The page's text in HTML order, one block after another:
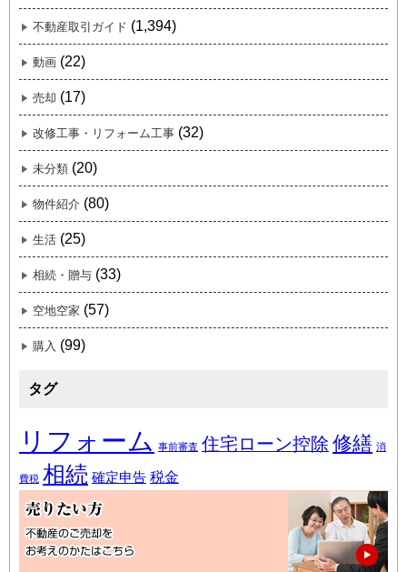
不動産取引ガイド (1,394)
動画 (22)
売却 (17)
改修工事・リフォーム工事 (32)
未分類 (20)
物件紹介 (80)
生活 (25)
相続・贈与 (33)
空地空家 (57)
購入 (99)
タグ
リフォーム 事前審査 住宅ローン控除 修繕 消
費税 相続 確定申告 税金